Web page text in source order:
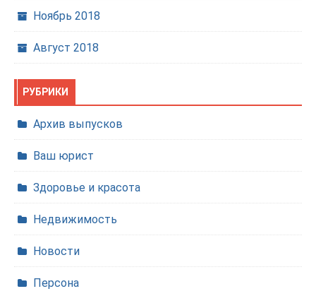
Ноябрь 2018
Август 2018
РУБРИКИ
Архив выпусков
Ваш юрист
Здоровье и красота
Недвижимость
Новости
Персона